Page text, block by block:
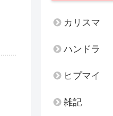
カリスマ
ハンドラ
ヒプマイ
雑記